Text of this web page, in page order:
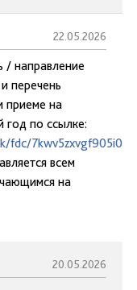
22.05.2026
/ направление
перечень
приеме на
год по ссылке:
fdc/
всем
на
20.05.2026